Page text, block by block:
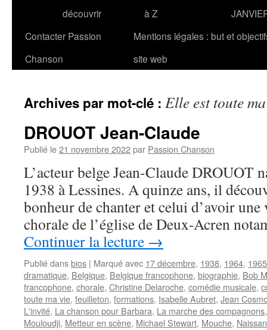
découvrir
à Z
Contacter Passion
Chanson
Mentions légales : but et
site web
Archives par mot-clé : Elle est toute
DROUOT Jean-Claude
Publié le21 novembre 2022par Passion Chanson
L’acteur belge Jean-Claude DROUOT
1938 à Lessines. A quinze ans, il
bonheur de chanter et celui d’avoir
chorale de l’église de Deux-Acren
Continuer la lecture →
Publié dansbios | Marqué avec 17 décembre, 1938, 1964, 1965
dramatique, Belgique, Belgique francophone, biographie, Bob
francophone, chorale, Christine Delaroche, comédie musicale,
toute ma vie, feuilleton, formations, Isabelle Aubret, Jean
L'invité, La chanson pour Barbara, La marche des compagnons
Mouloudji, Metteur en scène, Michael Stewart, Mouche,